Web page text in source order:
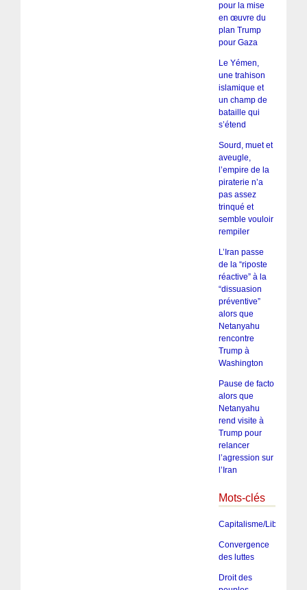
pour la mise
en œuvre du
plan Trump
pour Gaza
Le Yémen,
une trahison
islamique et
un champ de
bataille qui
s’étend
Sourd, muet et
aveugle,
l’empire de la
piraterie n’a
pas assez
trinqué et
semble vouloir
rempiler
L’Iran passe
de la “riposte
réactive” à la
“dissuasion
préventive”
alors que
Netanyahu
rencontre
Trump à
Washington
Pause de facto
alors que
Netanyahu
rend visite à
Trump pour
relancer
l’agression sur
l’Iran
Mots-clés
Capitalisme/
Convergence
des luttes
Droit des